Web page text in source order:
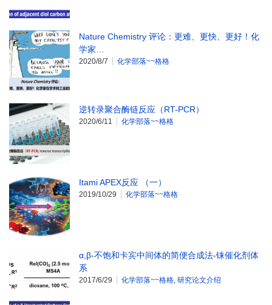
Nature Chemistry 评论：更难、更快、更好！化
学家…
2020/8/7 化学部落~~格格
逆转录聚合酶链反应（RT-PCR）
2020/6/11 化学部落~~格格
Itami APEX反应 （一）
2019/10/29 化学部落~~格格
α,β-不饱和卡宾中间体的简便合成法-铼催化剂体
系
2017/6/29 化学部落~~格格, 研究论文介绍